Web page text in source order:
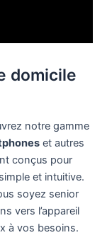
domicile
notre gamme
et autres
conçus pour
et intuitive.
soyez senior
vers l’appareil
à vos besoins.